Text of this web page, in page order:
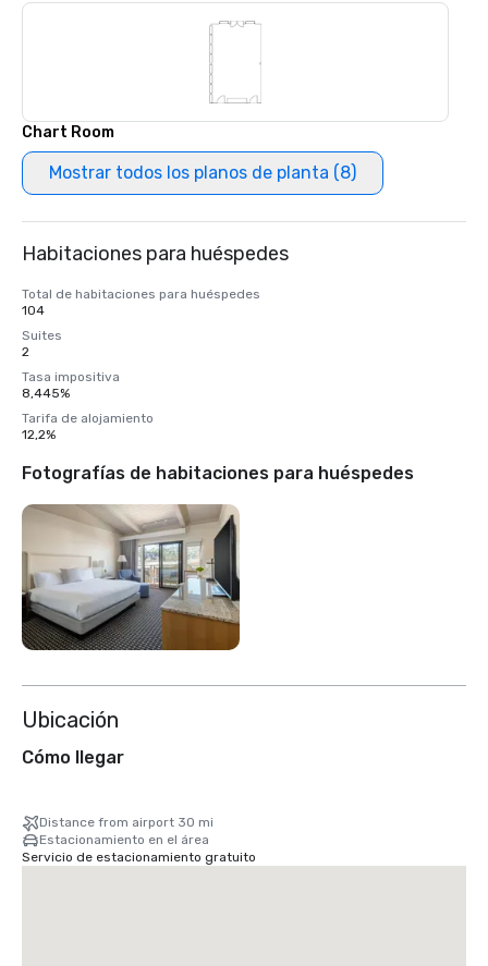
Chart Room
Mostrar todos los planos de planta (8)
Habitaciones para huéspedes
Total de habitaciones para huéspedes
104
Suites
2
Tasa impositiva
8,445%
Tarifa de alojamiento
12,2%
Fotografías de habitaciones para huéspedes
Ubicación
Cómo llegar
Distance from airport 30 mi
Estacionamiento en el área
Servicio de estacionamiento gratuito